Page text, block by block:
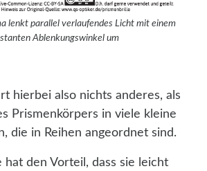
lenkt parallel verlaufendes Licht mit einem
Ablenkungswinkel um
hierbei also nichts anderes, als
Prismenkörpers in viele kleine
die in Reihen angeordnet sind.
hat den Vorteil, dass sie leicht